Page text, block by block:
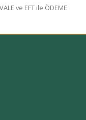
ve EFT ile ÖDEME